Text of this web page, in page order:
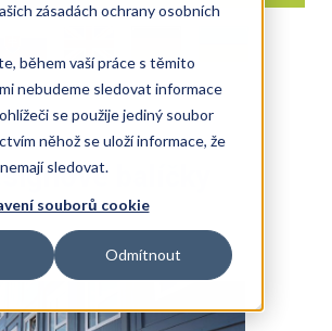
zásadách ochrany osobních
během vaší práce s těmito
nebudeme sledovat informace
se použije jediný soubor
něhož se uloží informace, že
sledovat.
souborů cookie
Odmítnout
balíčky